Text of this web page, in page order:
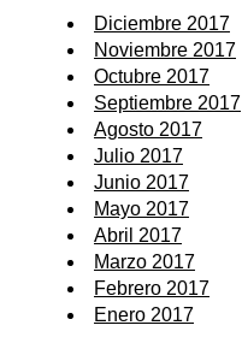
Diciembre 2017
Noviembre 2017
Octubre 2017
Septiembre 2017
Agosto 2017
Julio 2017
Junio 2017
Mayo 2017
Abril 2017
Marzo 2017
Febrero 2017
Enero 2017